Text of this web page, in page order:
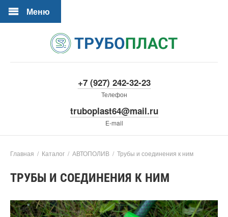
Меню
+7 (927) 242-32-23
Телефон
truboplast64@mail.ru
E-mail
Главная / Каталог / АВТОПОЛИВ / Трубы и соединения к ним
ТРУБЫ И СОЕДИНЕНИЯ К НИМ